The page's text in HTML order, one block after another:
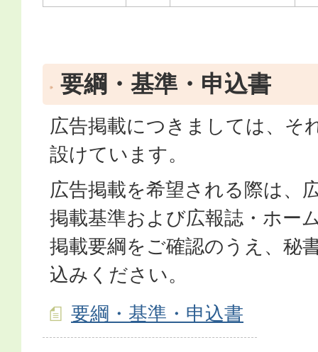
要綱・基準・申込書
広告掲載につきましては、そ
設けています。
広告掲載を希望される際は、
掲載基準および広報誌・ホー
掲載要綱をご確認のうえ、秘
込みください。
要綱・基準・申込書